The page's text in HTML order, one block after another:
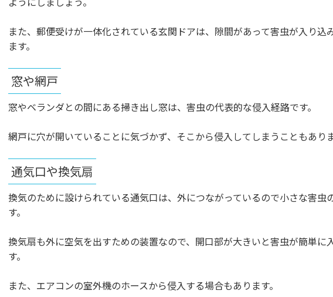
また、郵便受けが一体化されている玄関ドアは、隙間があって害虫が入り込
ます。
窓や網戸
窓やベランダとの間にある掃き出し窓は、害虫の代表的な侵入経路です。
網戸に穴が開いていることに気づかず、そこから侵入してしまうこともありま
通気口や換気扇
換気のために設けられている通気口は、外につながっているので小さな害虫
す。
換気扇も外に空気を出すための装置なので、開口部が大きいと害虫が簡単に
す。
また、エアコンの室外機のホースから侵入する場合もあります。